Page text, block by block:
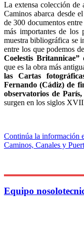
La extensa colección de
Caminos abarca desde
de 300 documentos
más importantes de los
muestra bibliográfica se
entre los que podemos
Coelestis
que es la obra más
las Cartas
Fernando (Cádiz) de
observatorios de
surgen en los siglos
Continúa la información
Caminos, Canales y
Equipo